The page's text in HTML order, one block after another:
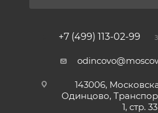
+7 (499) 113-02-99
143006,
Одинцово,
1, стр. 33